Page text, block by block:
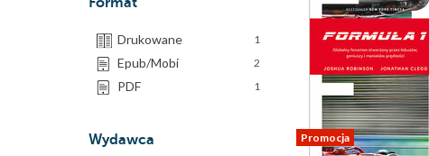
Drukowane 1
Epub/Mobi 2
PDF 1
Wydawca Promocja